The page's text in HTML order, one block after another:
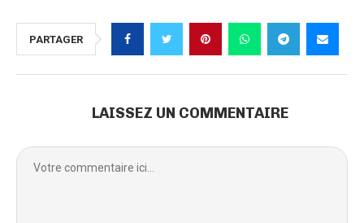
PARTAGER
LAISSEZ UN COMMENTAIRE